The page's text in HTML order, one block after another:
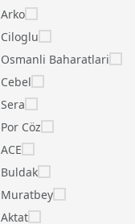
Arko
Ciloglu
Osmanli Baharatlari
Cebel
Sera
Por Cöz
ACE
Buldak
Muratbey
Aktat